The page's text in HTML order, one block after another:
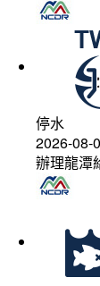
停水
2026-08-
辦理龍潭